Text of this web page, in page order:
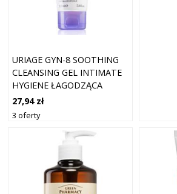
URIAGE GYN-8 SOOTHING
CLEANSING GEL INTIMATE
HYGIENE ŁAGODZĄCA
EMULSJA PRZECIW
PODRAŻNIENIOM SKÓRY
100 ML
27,94 zł
3 oferty